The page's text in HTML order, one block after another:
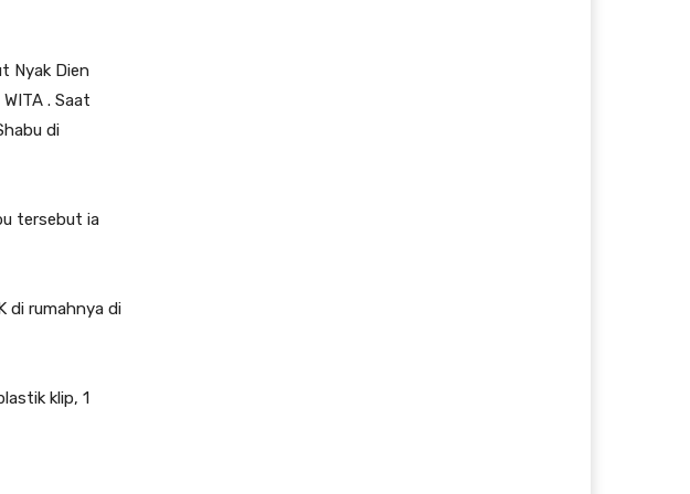
Nyak Dien
. Saat
di
tersebut ia
di rumahnya di
klip, 1